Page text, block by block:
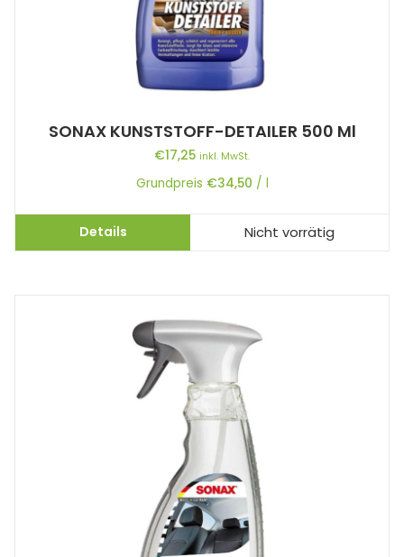
SONAX KUNSTSTOFF-DETAILER 500 Ml
€17,25 inkl. MwSt.
Grundpreis €34,50 / l
Details Nicht vorrätig